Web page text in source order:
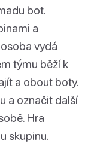
bot.
a
vydá
týmu běží k
a obout boty.
a označit další
Hra
skupinu.